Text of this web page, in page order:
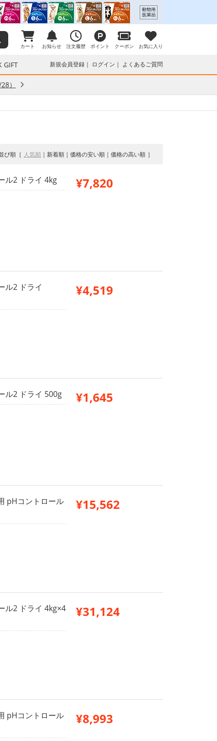
カート お知らせ 注文履歴 ポイント クーポン お気に入り
GIFT 新規会員登録 ログイン よくあるご質問
）
び順 人気順 新着順 価格の安い順 価格の高い順
ル2 ドライ 4kg ¥7,820
ル2 ドライ
¥4,519
ル2 ドライ 500g ¥1,645
pHコントロール
¥15,562
ル2 ドライ 4kg×4
¥31,124
pHコントロール
¥8,993